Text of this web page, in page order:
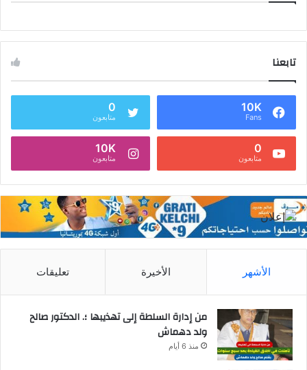
تابعنا
10K
Fans
0
متابعون
0
متابعون
10K
متابعون
الأشهر الأخيرة تعليقات
من إدارة السلطة إلى تهذيبها ؛. الدكتور صالح
ولد دهماش
منذ 6 أيام